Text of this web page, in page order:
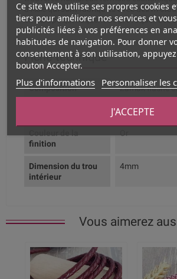
d Asie qui sont fabriqu es avec des m
en Europe qui risquent de provoquer des
Fiche technique
Composition Zamak flashé
Or
Couleur de la
finition
Or
Dimension du trou
intérieur
4mm
Vous aimerez
Ce site Web utilise ses propres cookies
tiers pour améliorer nos services et
publicités liées à vos préférences en
habitudes de navigation. Pour donner
consentement à son utilisation,
bouton Accepter.
Plus d'informations Personnaliser les
J'ACCEPTE